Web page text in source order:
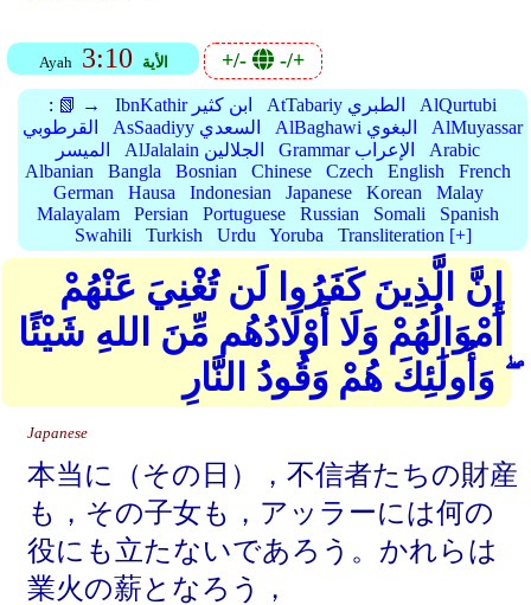
Ayah 3:10 الأية +/- -/+
: 📗 → IbnKathir ابن كثير AtTabariy الطبري
AlQurtubi
القرطوبي
AsSaadiyy السعدي AlBaghawi البغوي
AlMuyassar
الميسر
AlJalalain الجلالين Grammar الإعراب
Arabic
Albanian
Bangla Bosnian Chinese Czech English
French
German
Hausa Indonesian Japanese Korean
Malay
Malayalam
Persian Portuguese Russian Somali
Spanish
Swahili
Turkish Urdu Yoruba Transliteration [+]
إِنَّ الَّذِينَ كَفَرُوا لَن تُغْنِيَ عَنْهُمْ
أَمْوَالُهُمْ وَلَا أَوْلَادُهُم مِّنَ اللهِ شَيْئًا
ۖ وَأُولَٰئِكَ هُمْ وَقُودُ النَّارِ
Japanese
本当に（その日），不信者たちの財産
も，その子女も，アッラーには何の
役にも立たないであろう。かれらは
業火の薪となろう，